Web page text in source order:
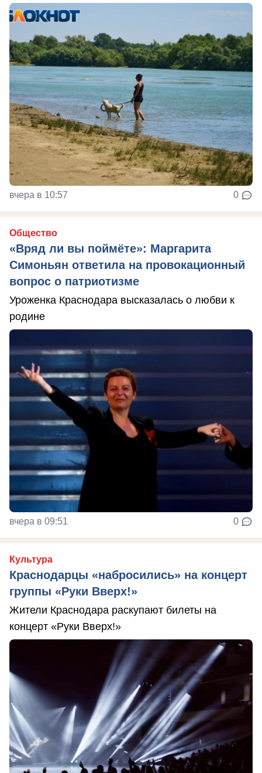
вчера в 10:57 0
Общество
«Вряд ли вы поймёте»: Маргарита
Симоньян ответила на провокационный
вопрос о патриотизме
Уроженка Краснодара высказалась о любви к
родине
вчера в 09:51 0
Культура
Краснодарцы «набросились» на концерт
группы «Руки Вверх!»
Жители Краснодара раскупают билеты на
концерт «Руки Вверх!»